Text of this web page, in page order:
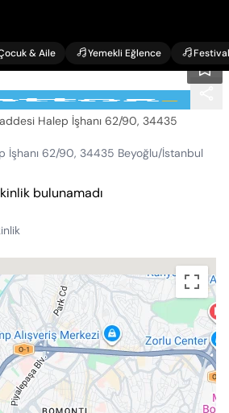
& Aile Yemekli Eğlence Festival
Halep İşhanı 62/90, 34435
İşhanı 62/90, 34435 Beyoğlu/İstanbul
bulunamadı